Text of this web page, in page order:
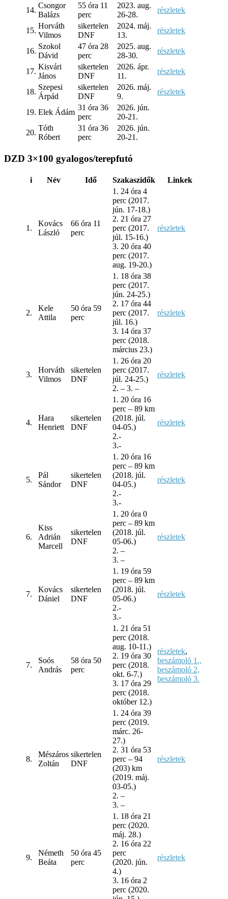
14.
Csongor
Balázs
55 óra 11
perc
2023. aug.
26-28.
részletek
15.
Horváth
Vilmos
sikertelen
DNF
2024. máj.
13.
részletek
16.
Szokol
Dávid
47 óra 28
perc
2025. aug.
28-30.
részletek
17.
Kisvári
János
sikertelen
DNF
2026. ápr.
11.
részletek
18.
Szepesi
Árpád
sikertelen
DNF
2026. máj.
9.
részletek
19. Elek Ádám
31 óra 36
perc
2026. jún.
20-21.
20.
Tóth
Róbert
31 óra 36
perc
2026. jún.
20-21.
DZD 3×100 gyalogos/terepfutó
i Név Idő Szakaszidők Linkek
1.
Kovács
László
66 óra 11
perc
1. 24 óra 4
perc (2017.
jún. 17-18.)
2. 21 óra 27
perc (2017.
júl. 15-16.)
3. 20 óra 40
perc (2017.
aug. 19-20.)
részletek
2.
Kele
Attila
50 óra 59
perc
1. 18 óra 38
perc (2017.
jún. 24-25.)
2. 17 óra 44
perc (2017.
júl. 16.)
3. 14 óra 37
perc (2018.
március 23.)
részletek
3.
Horváth
Vilmos
sikertelen
DNF
1. 26 óra 20
perc (2017.
júl. 24-25.)
2. – 3. –
részletek
4.
Hara
Henriett
sikertelen
DNF
1. 20 óra 16
perc – 89 km
(2018. júl.
04-05.)
2.-
3.-
részletek
5.
Pál
Sándor
sikertelen
DNF
1. 20 óra 16
perc – 89 km
(2018. júl.
04-05.)
2.-
3.-
részletek
6.
Kiss
Adrián
Marcell
sikertelen
DNF
1. 20 óra 0
perc – 89 km
(2018. júl.
05-06.)
2. –
3. –
részletek
7.
Kovács
Dániel
sikertelen
DNF
1. 19 óra 59
perc – 89 km
(2018. júl.
05-06.)
2.-
3.-
részletek
7.
Soós
András
58 óra 50
perc
1. 21 óra 51
perc (2018.
aug. 10-11.)
2. 19 óra 30
perc (2018.
okt. 6-7.)
3. 17 óra 29
perc (2018.
október 12.)
részletek,
beszámoló 1.,
beszámoló 2,
beszámoló 3.
8.
Mészáros
Zoltán
sikertelen
DNF
1. 24 óra 39
perc (2019.
márc. 26-
27.)
2. 31 óra 53
perc – 94
(203) km
(2019. máj.
03-05.)
2. –
3. –
részletek
9.
Németh
Beáta
50 óra 45
perc
1. 18 óra 21
perc (2020.
máj. 28.)
2. 16 óra 22
perc
(2020. jún.
4.)
3. 16 óra 2
perc (2020.
részletek